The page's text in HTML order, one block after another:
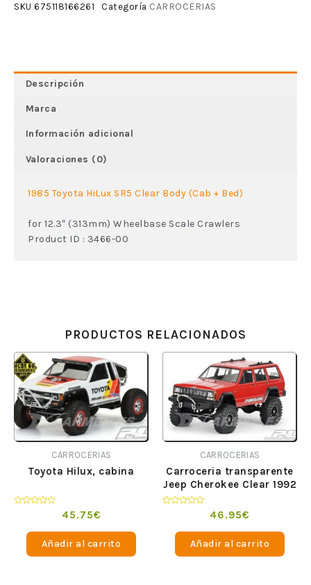
SKU 675118166261 Categoría CARROCERIAS
Descripción
Marca
Información adicional
Valoraciones (0)
1985 Toyota HiLux SR5 Clear Body (Cab + Bed)
for 12.3″ (313mm) Wheelbase Scale Crawlers
Product ID : 3466-00
PRODUCTOS RELACIONADOS
CARROCERIAS
Toyota Hilux, cabina
45.75€
Añadir al carrito
CARROCERIAS
Carroceria transparente
Jeep Cherokee Clear 1992
46.95€
Añadir al carrito